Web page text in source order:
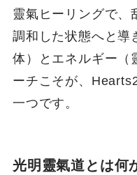
靈氣ヒーリングで、
調和した状態へと導
体）とエネルギー（
ーチこそが、
一つです。
光明靈氣道とは何